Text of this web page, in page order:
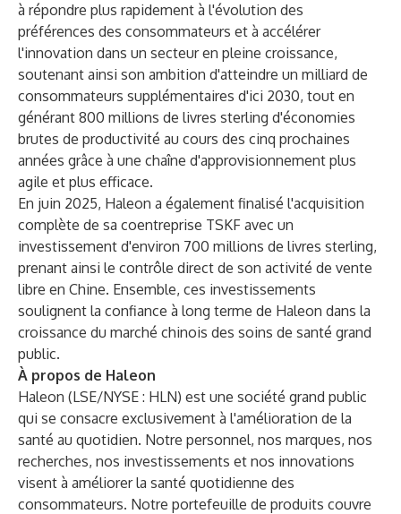
à répondre plus rapidement à l'évolution des
préférences des consommateurs et à accélérer
l'innovation dans un secteur en pleine croissance,
soutenant ainsi son ambition d'atteindre un milliard de
consommateurs supplémentaires d'ici 2030, tout en
générant 800 millions de livres sterling d'économies
brutes de productivité au cours des cinq prochaines
années grâce à une chaîne d'approvisionnement plus
agile et plus efficace.
En juin 2025, Haleon a également finalisé l'acquisition
complète de sa coentreprise TSKF avec un
investissement d'environ 700 millions de livres sterling,
prenant ainsi le contrôle direct de son activité de vente
libre en Chine. Ensemble, ces investissements
soulignent la confiance à long terme de Haleon dans la
croissance du marché chinois des soins de santé grand
public.
À propos de Haleon
Haleon (LSE/NYSE : HLN) est une société grand public
qui se consacre exclusivement à l'amélioration de la
santé au quotidien. Notre personnel, nos marques, nos
recherches, nos investissements et nos innovations
visent à améliorer la santé quotidienne des
consommateurs. Notre portefeuille de produits couvre